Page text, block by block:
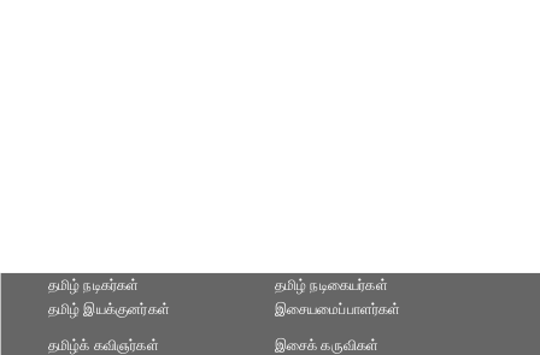
தமிழ் நடிகர்கள்
தமிழ் நடிகையர்கள்
தமிழ் இயக்குனர்கள்
இசையமைப்பாளர்கள்
தமிழ்க் கவிஞர்கள் இசைக் கருவிகள்